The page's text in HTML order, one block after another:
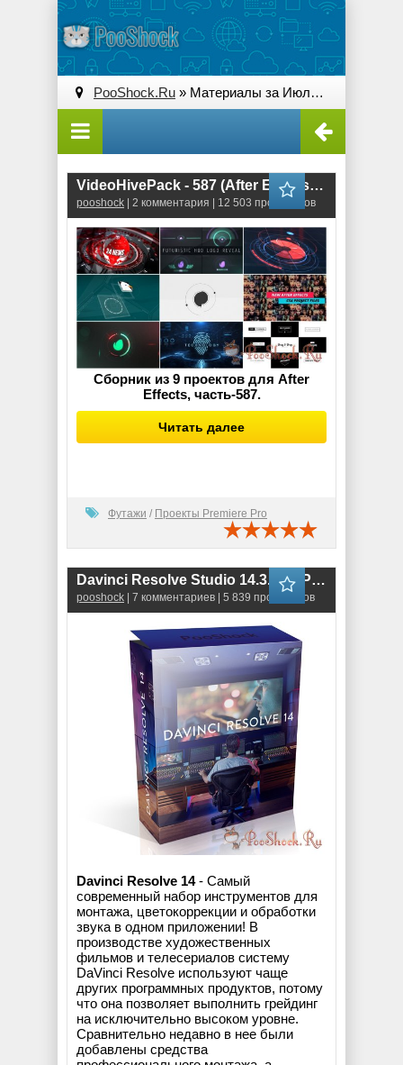
PooShock.Ru » Материалы за Июль 2018 года » Страница 3
VideoHivePack - 587 (After Effects Projects Pack)
pooshock | 2 комментария | 12 503 просмотров
Сборник из 9 проектов для After
Effects, часть-587.
Читать далее
Футажи / Проекты Premiere Pro
Davinci Resolve Studio 14.3.1 RePack
pooshock | 7 комментариев | 5 839 просмотров
Davinci Resolve 14- Самый
современный набор инструментов для
монтажа, цветокоррекции и обработки
звука в одном приложении! В
производстве художественных
фильмов и телесериалов систему
DaVinci Resolve используют чаще
других программных продуктов, потому
что она позволяет выполнить грейдинг
на исключительно высоком уровне.
Сравнительно недавно в нее были
добавлены средства